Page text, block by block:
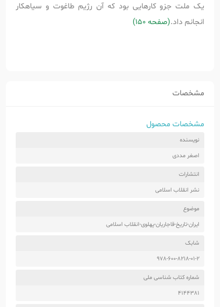
یک ملت جزو کارهایی بود که آن رژیم طاغوت و سیاهکار
انجانم داد.(صفحه 150)
مشخصات
مشخصات محصول
نویسنده
اصغر مددی
انتشارات
نشر انقلاب اسلامی
موضوع
ایران-تاریخ-قاجاریان-پهلوی-انقلاب اسلامی
شابک
978-600-8218-01-2
شماره کتاب شناسی ملی
4144381